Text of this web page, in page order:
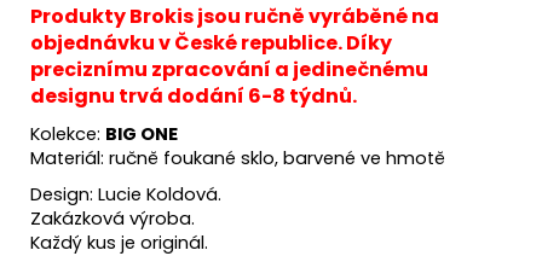
Produkty Brokis jsou ručně vyráběné na
objednávku v České republice. Díky
preciznímu zpracování a jedinečnému
designu trvá dodání 6-8 týdnů.
Kolekce: BIG ONE
Materiál: ručně foukané sklo, barvené ve hmotě
Design: Lucie Koldová.
Zakázková výroba.
Každý kus je originál.